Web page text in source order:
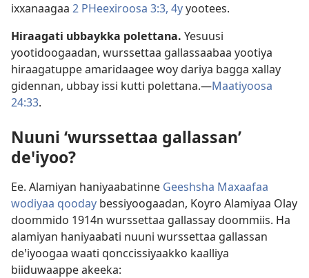
ixxanaagaa 2 PHeexiroosa 3:3, 4yyootees.
Hiraagati ubbaykka polettana. Yesuusi
yootidoogaadan, wurssettaa gallassaabaa yootiya
hiraagatuppe amaridaagee woy dariya bagga xallay
gidennan, ubbay issi kutti polettana.—Maatiyoosa
24:33.
Nuuni ‘wurssettaa gallassan’
deꞌiyoo?
Ee. Alamiyan haniyaabatinne Geeshsha Maxaafaa
wodiyaa qooday bessiyoogaadan, Koyro Alamiyaa Olay
doommido 1914n wurssettaa gallassay doommiis. Ha
alamiyan haniyaabati nuuni wurssettaa gallassan
deꞌiyoogaa waati qonccissiyaakko kaalliya
biiduwaappe akeeka: